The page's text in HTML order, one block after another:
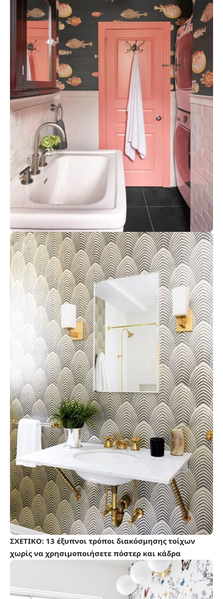
ΣΧΕΤΙΚΟ: 13 έξυπνοι τρόποι διακόσμησης τοίχων
χωρίς να χρησιμοποιήσετε πόστερ και κάδρα